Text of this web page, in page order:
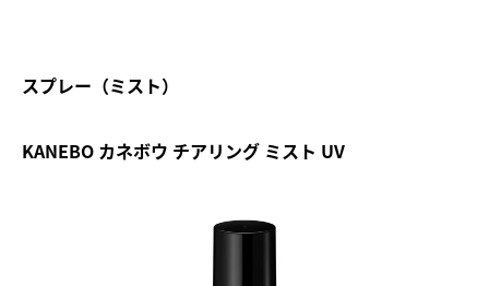
スプレー（ミスト）
KANEBO カネボウ チアリング ミスト UV